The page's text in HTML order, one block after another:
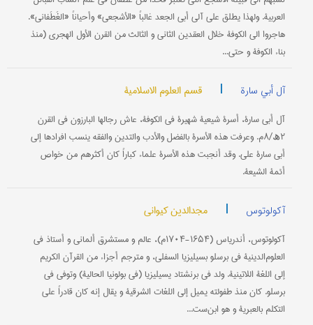
العربیة. ولهذا یطلق علی آلی أبي الجعد غالباً «الأشجعي» وأحیاناً «الغَطَفاني».
هاجروا الی الکوفة خلال العقدین الثاني و الثالث من القرن الأول الهجري (منذ
بناء الکوفة و حتی...
آل أبي سارة | قسم العلوم الاسلامیة
آل أبي سارة، أسرة شیعیة شهیرة في الکوفة، عاش رجالها البارزون في القرن
۲ھ/۸م. وعرفت هذه الأسرة بالفضل والأدب والتدین والفقه ینسب افرادها إلی
أبي سارة علي. وقد أنجبت هذه الأسرة علماء کباراً کان أکثرهم من خواص
أئمة الشیعة.
آکولوتوس | مجدالدین کیواني
آکولوتوس، أندریاس (۱۶۵۴-۱۷۰۴م)، عالم و مستشرق ألماني و أستاذ في
العلوم‌الدینیة في برسلو بسیلیزیا السفلی، و مترجم أجزاء من القرآن الکریم
إلی اللغة اللاتینیة. ولد في برنشتاد یسیلیزیا (في بولونیا الحالیة) وتوفي في
برسلو. کان منذ طفولته یمیل إلی اللغات الشرقیة و یقال إنه کان قادراً علی
التکلم بالعبریة و هو ابن‌ست...